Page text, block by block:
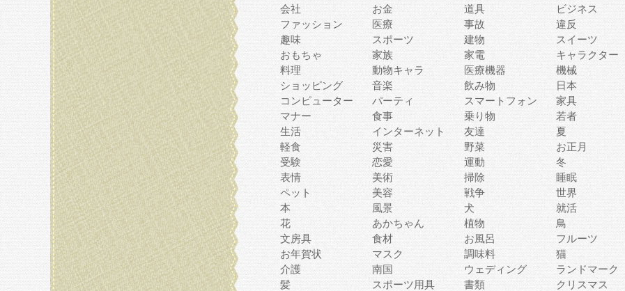
会社
お金 道具 ビジネス
ファッション
医療 事故 違反
趣味
スポーツ 建物 スイーツ
おもちゃ
家族 家電 キャラクター
料理
動物キャラ 医療機器 機械
ショッピング
音楽 飲み物 日本
コンピューター
パーティ スマートフォン 家具
マナー
食事 乗り物 若者
生活
インターネット 友達 夏
軽食
災害 野菜 お正月
受験
恋愛 運動 冬
表情
美術 掃除 睡眠
ペット
美容 戦争 世界
本
風景 犬 就活
花
あかちゃん 植物 鳥
文房具
食材 お風呂 フルーツ
お年賀状
マスク 調味料 猫
介護
南国 ウェディング ランドマーク
髪
スポーツ用具 書類 クリスマス